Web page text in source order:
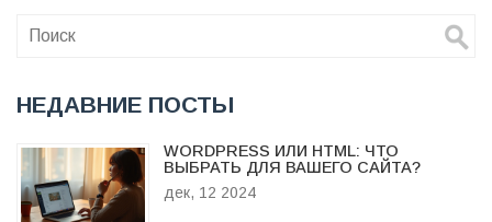
НЕДАВНИЕ ПОСТЫ
WORDPRESS ИЛИ HTML: ЧТО
ВЫБРАТЬ ДЛЯ ВАШЕГО САЙТА?
дек, 12 2024